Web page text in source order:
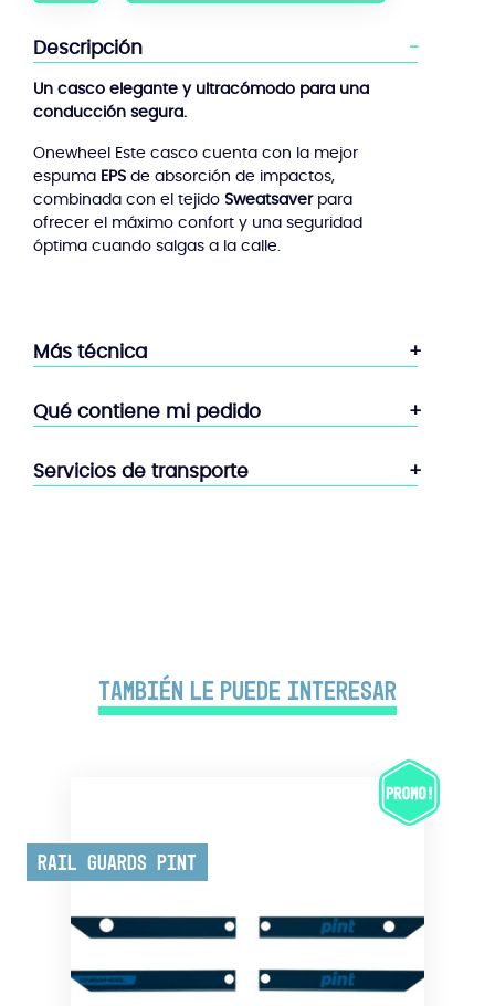
cascos
8
Beach
Descripción
Un casco elegante y ultracómodo para una
conducción segura.
Onewheel Este casco cuenta con la mejor
espuma EPS de absorción de impactos,
combinada con el tejido Sweatsaverpara
ofrecer el máximo confort y una seguridad
óptima cuando salgas a la calle.
Más técnica
Qué contiene mi pedido
Servicios de transporte
También le puede interesar
Rail Guards Pint